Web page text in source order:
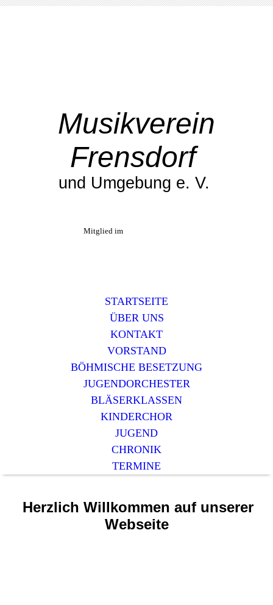
Musikverein
Frensdorf
und Umgebung e. V.
Mitglied im
STARTSEITE
ÜBER UNS
KONTAKT
VORSTAND
BÖHMISCHE BESETZUNG
JUGENDORCHESTER
BLÄSERKLASSEN
KINDERCHOR
JUGEND
CHRONIK
TERMINE
Herzlich Willkommen auf unserer
Webseite